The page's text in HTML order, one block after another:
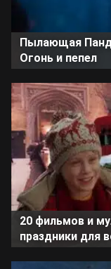
Пылающая
Огонь и пепел
20 фильмов и
праздники для